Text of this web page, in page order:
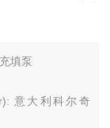
填泵
意大利科尔奇